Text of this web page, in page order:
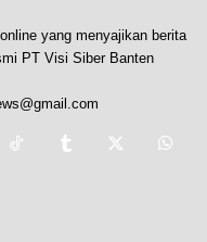
yang menyajikan berita
PT Visi Siber Banten